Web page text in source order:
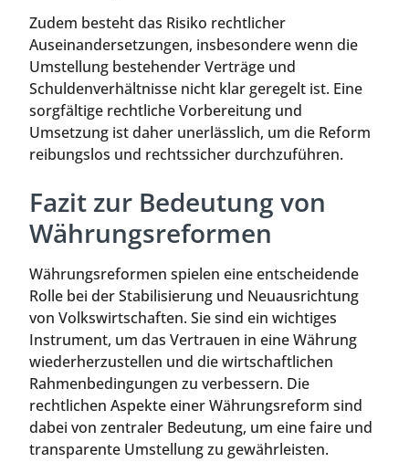
Zudem besteht das Risiko rechtlicher
Auseinandersetzungen, insbesondere wenn die
Umstellung bestehender Verträge und
Schuldenverhältnisse nicht klar geregelt ist. Eine
sorgfältige rechtliche Vorbereitung und
Umsetzung ist daher unerlässlich, um die Reform
reibungslos und rechtssicher durchzuführen.
Fazit zur Bedeutung von
Währungsreformen
Währungsreformen spielen eine entscheidende
Rolle bei der Stabilisierung und Neuausrichtung
von Volkswirtschaften. Sie sind ein wichtiges
Instrument, um das Vertrauen in eine Währung
wiederherzustellen und die wirtschaftlichen
Rahmenbedingungen zu verbessern. Die
rechtlichen Aspekte einer Währungsreform sind
dabei von zentraler Bedeutung, um eine faire und
transparente Umstellung zu gewährleisten.